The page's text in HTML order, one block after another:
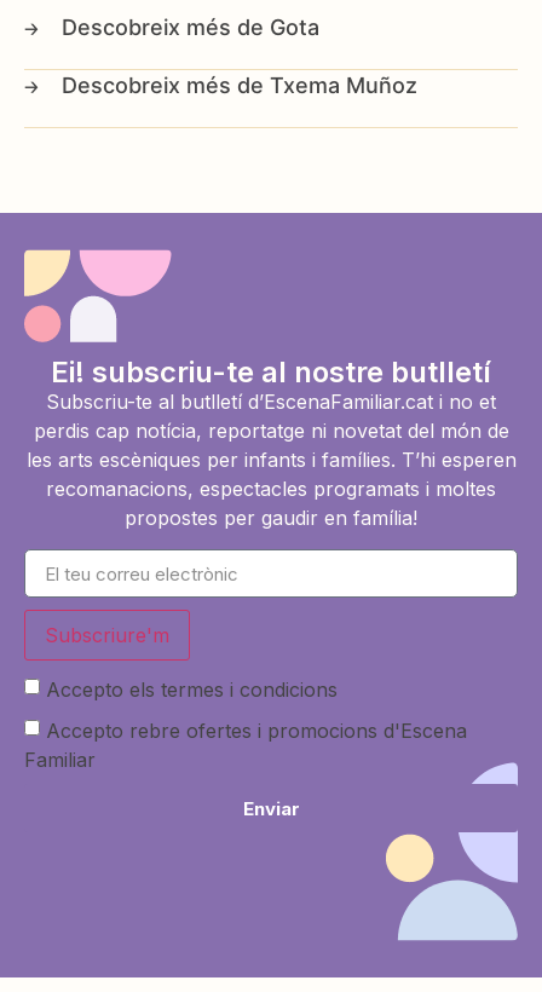
Gota
Txema Muñoz
Ei! subscriu-te al nostre butlletí
Subscriu-te al butlletí d’EscenaFamiliar.cat i no et
perdis cap notícia, reportatge ni novetat del món de
les arts escèniques per infants i famílies. T’hi esperen
recomanacions, espectacles programats i moltes
propostes per gaudir en família!
Subscriure'm
Accepto els termes i condicions
Accepto rebre ofertes i promocions d'Escena
Familiar
Enviar